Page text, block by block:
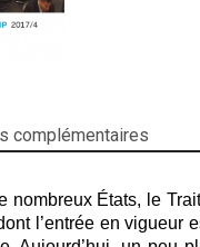
complémentaires
nombreux États, le
l’entrée en